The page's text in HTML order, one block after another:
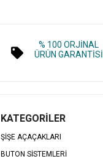
% 100 ORJİNAL
ÜRÜN GARANTİSİ
KATEGORİLER
ŞİŞE AÇAÇAKLARI
BUTON SİSTEMLERİ